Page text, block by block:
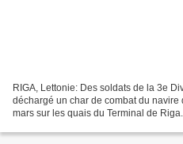
RIGA, Lettonie: Des soldats de la 3e
déchargé un char de combat du navire
mars sur les quais du Terminal de